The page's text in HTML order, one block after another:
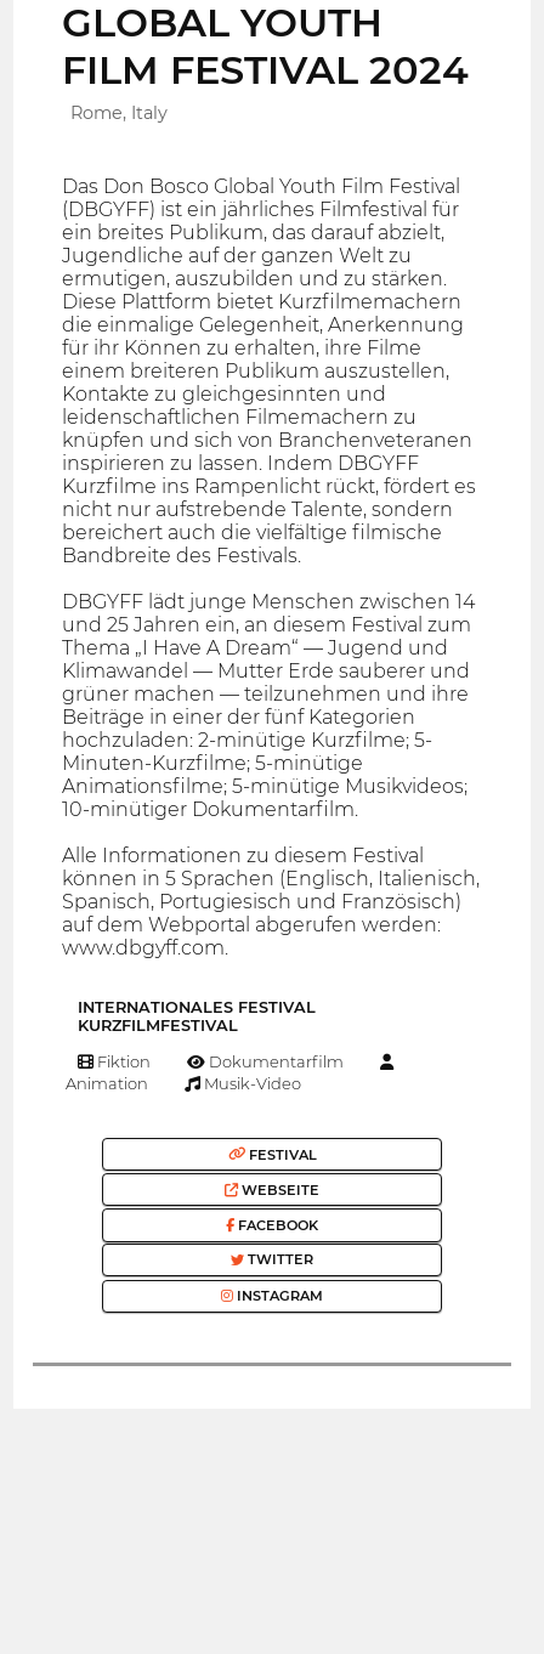
GLOBAL YOUTH
FILM FESTIVAL 2024
Rome, Italy
Das Don Bosco Global Youth Film Festival
(DBGYFF) ist ein jährliches Filmfestival für
ein breites Publikum, das darauf abzielt,
Jugendliche auf der ganzen Welt zu
ermutigen, auszubilden und zu stärken.
Diese Plattform bietet Kurzfilmemachern
die einmalige Gelegenheit, Anerkennung
für ihr Können zu erhalten, ihre Filme
einem breiteren Publikum auszustellen,
Kontakte zu gleichgesinnten und
leidenschaftlichen Filmemachern zu
knüpfen und sich von Branchenveteranen
inspirieren zu lassen. Indem DBGYFF
Kurzfilme ins Rampenlicht rückt, fördert es
nicht nur aufstrebende Talente, sondern
bereichert auch die vielfältige filmische
Bandbreite des Festivals.
DBGYFF lädt junge Menschen zwischen 14
und 25 Jahren ein, an diesem Festival zum
Thema „I Have A Dream“ — Jugend und
Klimawandel — Mutter Erde sauberer und
grüner machen — teilzunehmen und ihre
Beiträge in einer der fünf Kategorien
hochzuladen: 2-minütige Kurzfilme; 5-
Minuten-Kurzfilme; 5-minütige
Animationsfilme; 5-minütige Musikvideos;
10-minütiger Dokumentarfilm.
Alle Informationen zu diesem Festival
können in 5 Sprachen (Englisch, Italienisch,
Spanisch, Portugiesisch und Französisch)
auf dem Webportal abgerufen werden:
www.dbgyff.com.
INTERNATIONALES FESTIVAL
KURZFILMFESTIVAL
Fiktion
Dokumentarfilm
Animation
Musik-Video
FESTIVAL
WEBSEITE
FACEBOOK
TWITTER
INSTAGRAM